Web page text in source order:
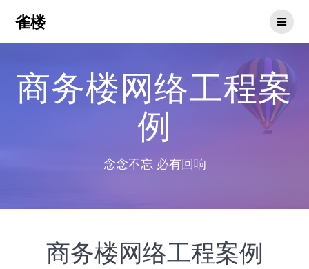
雀楼
商务楼网络工程案
例
念念不忘 必有回响
商务楼网络工程案例